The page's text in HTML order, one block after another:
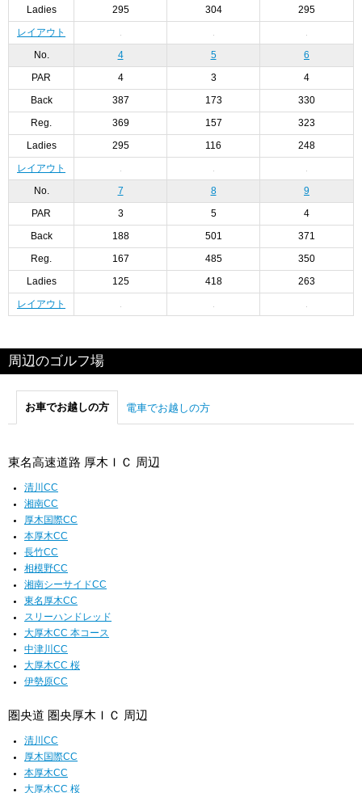
Ladies 295 304 295
レイアウト
No. 4 5 6
PAR 4 3 4
Back 387 173 330
Reg. 369 157 323
Ladies 295 116 248
レイアウト
No. 7 8 9
PAR 3 5 4
Back 188 501 371
Reg. 167 485 350
Ladies 125 418 263
レイアウト
周辺のゴルフ場
お車でお越しの方 電車でお越しの方
東名高速道路 厚木ＩＣ 周辺
清川CC
湘南CC
厚木国際CC
本厚木CC
長竹CC
相模野CC
湘南シーサイドCC
東名厚木CC
スリーハンドレッド
大厚木CC 本コース
中津川CC
大厚木CC 桜
伊勢原CC
圏央道 圏央厚木ＩＣ 周辺
清川CC
厚木国際CC
本厚木CC
大厚木CC 桜